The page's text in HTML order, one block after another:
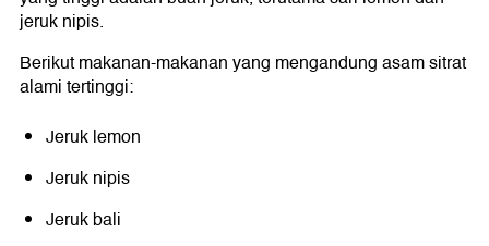
jeruk nipis.
Berikut makanan-makanan yang mengandung asam sitrat
alami tertinggi:
Jeruk lemon
Jeruk nipis
Jeruk bali